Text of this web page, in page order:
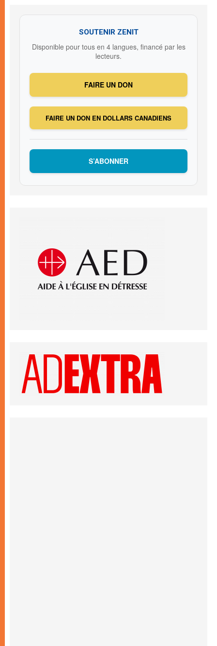
SOUTENIR ZENIT
Disponible pour tous en 4 langues, financé par les
lecteurs.
FAIRE UN DON
FAIRE UN DON EN DOLLARS CANADIENS
S’ABONNER